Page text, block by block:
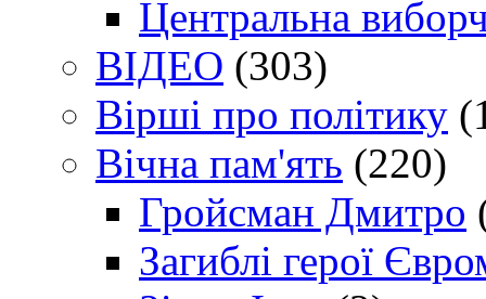
Центральна
ВІДЕО (303)
Вірші про політику
Вічна пам'ять (220)
Гройсман Дмитро
Загиблі герої